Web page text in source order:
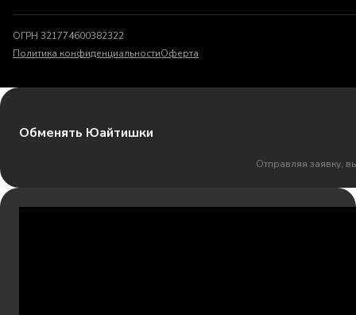
ОГРН 321774600382322
Политика конфиденциальностиОферта
Обменять Юайтишки
Отправляя заявку,